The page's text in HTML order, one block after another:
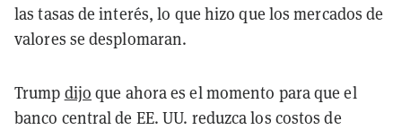
las tasas de interés, lo que hizo que los mercados de
valores se desplomaran.
Trump dijo que ahora es el momento para que el
banco central de EE. UU. reduzca los costos de